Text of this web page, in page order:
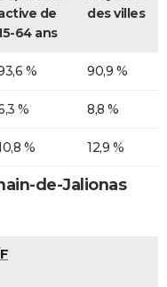
de
64 ans
des villes
% 90,9 %
% 8,8 %
% 12,9 %
de-Jalionas